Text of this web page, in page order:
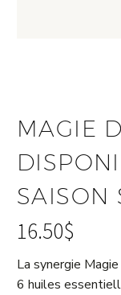
MAGIE
SAISON
16.50$
La synergie
6 huiles